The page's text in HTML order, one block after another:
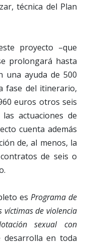
técnica del Plan
proyecto –que
prolongará hasta
una ayuda de 500
fase del itinerario,
euros otros seis
actuaciones de
cuenta además
de, al menos, la
de seis o
es Programa de
de violencia
sexual con
desarrolla en toda